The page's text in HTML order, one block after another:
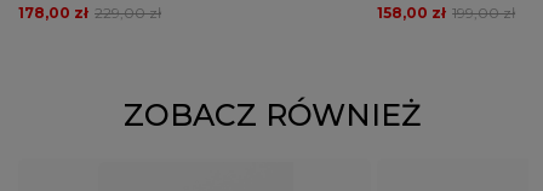
229,00 zł
178,00 zł 199,00 zł
158,00 zł
ZOBACZ RÓWNIEŻ